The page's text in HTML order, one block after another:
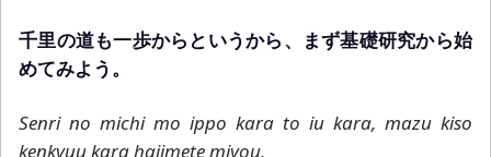
千里の道も一歩からというから、まず基礎研究から始
めてみよう。
Senri no michi mo ippo kara to iu kara, mazu kiso
kenkyuu kara hajimete miyou.